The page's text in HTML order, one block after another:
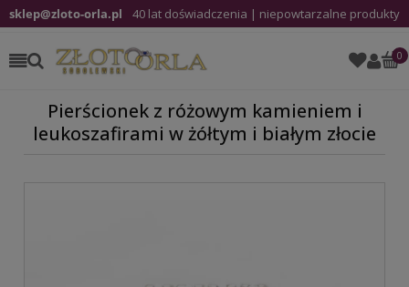
sklep@zloto-orla.pl 40 lat doświadczenia | niepowtarzalne produkty
Pierścionek z różowym kamieniem i
leukoszafirami w żółtym i białym złocie